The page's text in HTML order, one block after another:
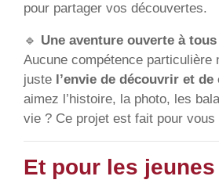
pour partager vos découvertes.
🔹 Une aventure ouverte à tous
Aucune compétence particulière
juste l’envie de découvrir et
aimez l’histoire, la photo, les
vie ? Ce projet est fait pour vous
Et pour les jeunes